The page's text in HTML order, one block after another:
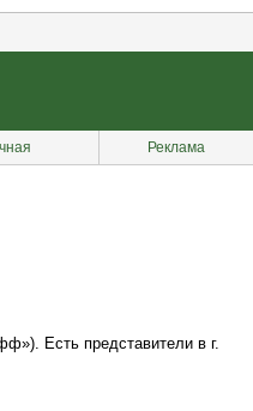
Реклама
Есть представители в г.